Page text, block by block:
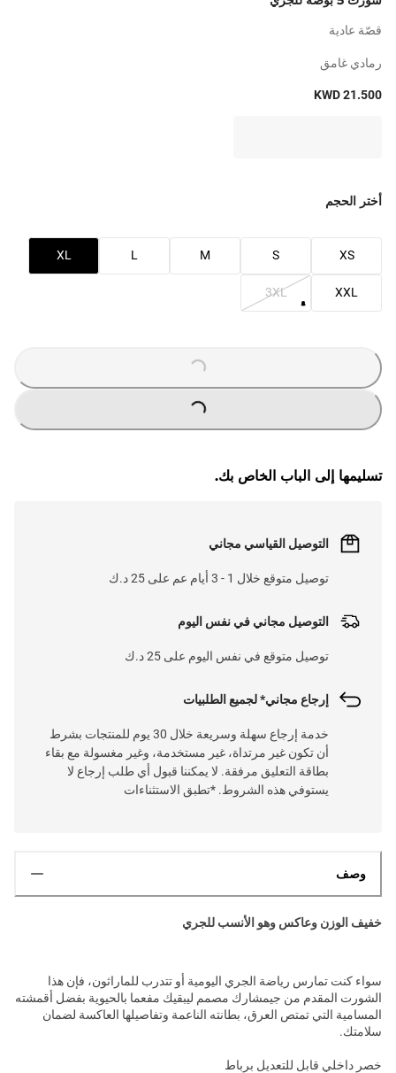
قصّة عادية
رمادي غامق
KWD 21.500
أختر الحجم
XS
S
M
L
XL
XXL
3XL
...
...
تسليمها إلى الباب الخاص بك.
التوصيل القياسي مجاني
توصيل متوقع خلال 1 - 3 أيام عم على 25 د.ك
التوصيل مجاني في نفس اليوم
توصيل متوقع في نفس اليوم على 25 د.ك
إرجاع مجاني* لجميع الطلبيات
خدمة إرجاع سهلة وسريعة خلال 30 يوم للمنتجات بشرط
أن تكون غير مرتداة، غير مستخدمة، وغير مغسولة مع بقاء
بطاقة التعليق مرفقة. لا يمكننا قبول أي طلب إرجاع لا
يستوفي هذه الشروط. *تطبق الاستثناءات
وصف
خفيف الوزن وعاكس وهو الأنسب للجري
سواء كنت تمارس رياضة الجري اليومية أو تتدرب للماراثون، فإن هذا
الشورت المقدم من جيمشارك مصمم ليبقيك مفعما بالحيوية بفضل أقمشته
المسامية التي تمتص العرق، بطانته الناعمة وتفاصيلها العاكسة لضمان
سلامتك.
خصر داخلي قابل للتعديل برباط